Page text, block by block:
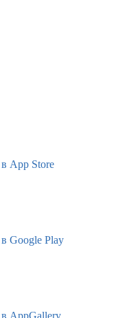
App Store
Google Play
AppGallery